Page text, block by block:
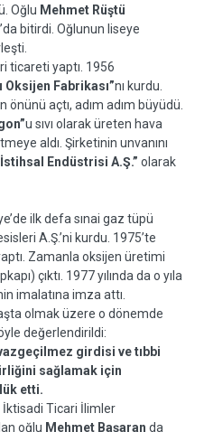
Oğlu Mehmet Rüştü
bitirdi. Oğlunun liseye
ticareti yaptı. 1956
Oksijen Fabrikası”nı kurdu.
önünü açtı, adım adım büyüdü.
u sıvı olarak üreten hava
aldı. Şirketinin unvanını
İstihsal Endüstrisi A.Ş.” olarak
ilk defa sınai gaz tüpü
A.Ş.’ni kurdu. 1975’te
Zamanla oksijen üretimi
çıktı. 1977 yılında da o yıla
imalatına imza attı.
olmak üzere o dönemde
değerlendirildi:
girdisi ve tıbbi
sağlamak için
etti.
İktisadi Ticari İlimler
oğlu Mehmet Başaran da